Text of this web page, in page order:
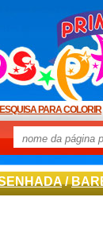
PARA COLORIR
/